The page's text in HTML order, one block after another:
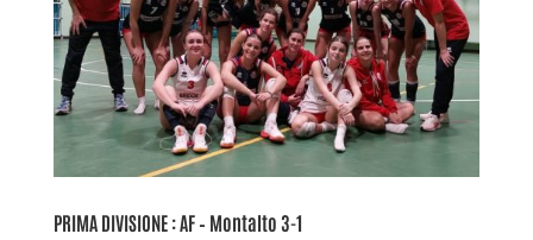
PRIMA DIVISIONE : AF – Montalto 3-1